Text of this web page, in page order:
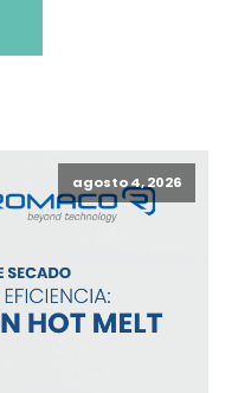
agosto 4, 2026